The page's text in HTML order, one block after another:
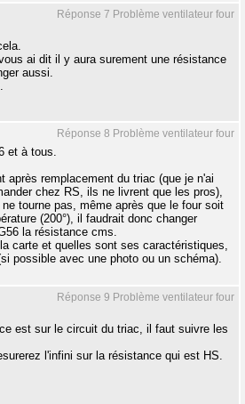
Réponse 7 Problème ventilateur four
ai dit il y aura surement une résistance
aussi.
Réponse 8 Problème ventilateur four
et à tous.
après remplacement du triac (que je n'ai
chez RS, ils ne livrent que les pros),
ne tourne pas, même après que le four soit
(200°), il faudrait donc changer
la résistance cms.
carte et quelles sont ses caractéristiques,
possible avec une photo ou un schéma).
Réponse 9 Problème ventilateur four
est sur le circuit du triac, il faut suivre les
l'infini sur la résistance qui est HS.